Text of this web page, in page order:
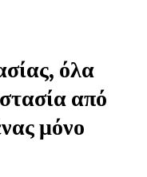
εφαρμογή σας;
ο
όλα
από
μόνο